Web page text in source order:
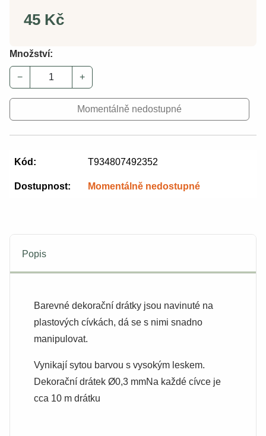
45 Kč
Množství:
− +
Momentálně nedostupné
Kód: T934807492352
Dostupnost: Momentálně nedostupné
Popis
Barevné dekorační drátky jsou navinuté na
plastových cívkách, dá se s nimi snadno
manipulovat.
Vynikají sytou barvou s vysokým leskem.
Dekorační drátek Ø0,3 mmNa každé cívce je
cca 10 m drátku